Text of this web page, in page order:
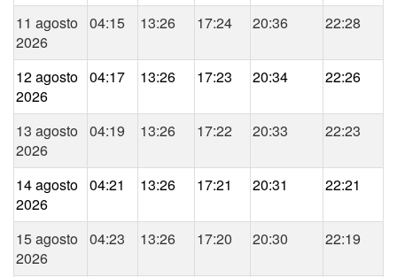
11 agosto
2026
04:15 13:26 17:24 20:36 22:28
12 agosto
2026
04:17 13:26 17:23 20:34 22:26
13 agosto
2026
04:19 13:26 17:22 20:33 22:23
14 agosto
2026
04:21 13:26 17:21 20:31 22:21
15 agosto
2026
04:23 13:26 17:20 20:30 22:19